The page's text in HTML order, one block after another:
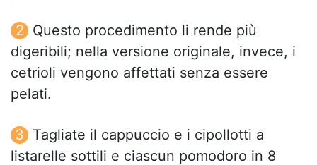
Questo procedimento li rende più
digeribili; nella versione originale, invece, i
cetrioli vengono affettati senza essere
pelati.
Tagliate il cappuccio e i cipollotti a
listarelle sottili e ciascun pomodoro in 8